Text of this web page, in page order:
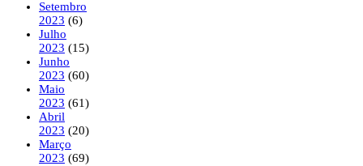
Setembro
2023 (6)
Julho
2023 (15)
Junho
2023 (60)
Maio
2023 (61)
Abril
2023 (20)
Março
2023 (69)